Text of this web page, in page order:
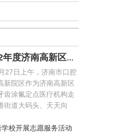
2022年度济南高新区适龄儿童免费涂氟工作顺利进行
27日上午，济南市口腔
新院区作为济南高新区
齿涂氟定点医疗机构走
街道大码头、天天向
校开展志愿服务活动